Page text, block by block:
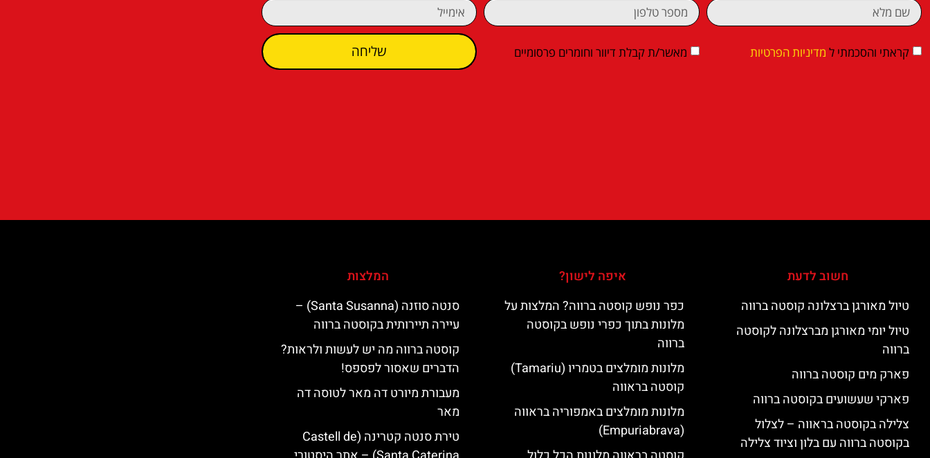
קראתי והסכמתי ל מדיניות הפרטיות מאשר/ת קבלת דיוור וחומרים פרסומיים שליחה
חשוב לדעת
טיול מאורגן ברצלונה קוסטה ברווה
טיול יומי מאורגן מברצלונה לקוסטה
ברווה
פארק מים קוסטה ברווה
פארקי שעשועים בקוסטה ברווה
צלילה בקוסטה בראווה – לצלול
בקוסטה ברווה עם בלון וציוד צלילה
איפה לישון?
כפר נופש קוסטה ברווה? המלצות על
מלונות בתוך כפרי נופש בקוסטה
ברווה
מלונות מומלצים בטמריו (Tamariu)
קוסטה בראווה
מלונות מומלצים באמפוריה בראווה
(Empuriabrava)
המלצות
סנטה סוזנה (Santa Susanna) –
עיירה תיירותית בקוסטה ברווה
קוסטה ברווה מה יש לעשות ולראות?
הדברים שאסור לפספס!
מעבורת מיורט דה מאר לטוסה דה
מאר
טירת סנטה קטרינה (Castell de